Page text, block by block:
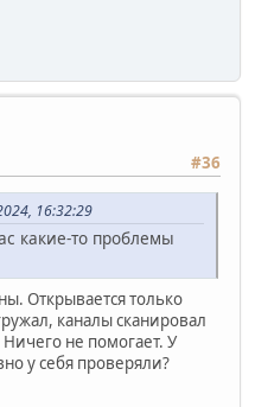
#36
16:32:29
какие-то проблемы
Открывается только
каналы сканировал
не помогает. У
у себя проверяли?